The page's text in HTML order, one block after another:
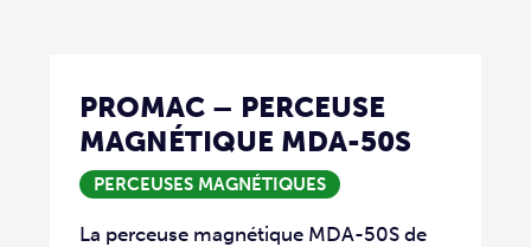
PROMAC – PERCEUSE
MAGNÉTIQUE MDA-50S
PERCEUSES MAGNÉTIQUES
La perceuse magnétique MDA-50S de